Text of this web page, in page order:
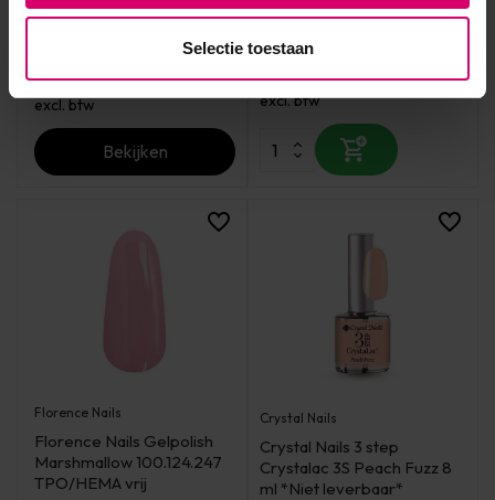
Selectie toestaan
leverbaar*
16,00
excl. btw
Bekijken
Op voorraad
16,00
excl. btw
Florence Nails
Florence Nails Gelpolish
Marshmallow 100.124.247
TPO/HEMA vrij
Crystal Nails
Crystal Nails 3 step
Crystalac 3S Peach Fuzz 8
ml *Niet leverbaar*